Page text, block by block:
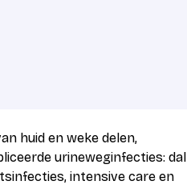
huid en weke delen,
urineweginfecties: dal
intensive care en